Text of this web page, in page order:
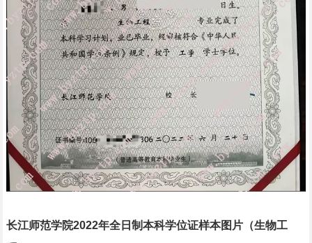
长江师范学院2022年全日制本科学位证样本图片（生物工